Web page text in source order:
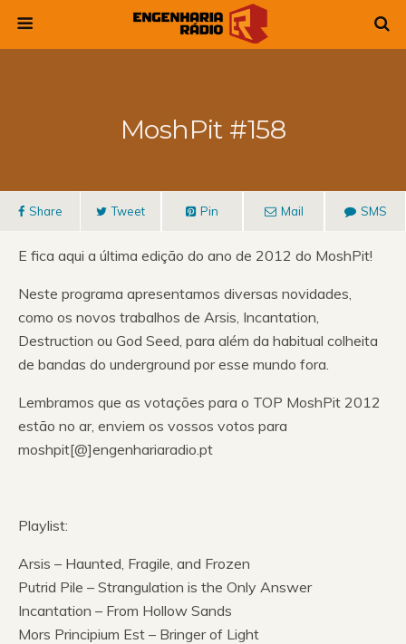
MoshPit #158
Share Tweet Pin Mail SMS
E fica aqui a última edição do ano de 2012 do MoshPit!
Neste programa apresentamos diversas novidades,
como os novos trabalhos de Arsis, Incantation,
Destruction ou God Seed, para além da habitual colheita
de bandas do underground por esse mundo fora.
Lembramos que as votações para o TOP MoshPit 2012
estão no ar, enviem os vossos votos para
moshpit[@]engenhariaradio.pt
Playlist:
Arsis – Haunted, Fragile, and Frozen
Putrid Pile – Strangulation is the Only Answer
Incantation – From Hollow Sands
Mors Principium Est – Bringer of Light